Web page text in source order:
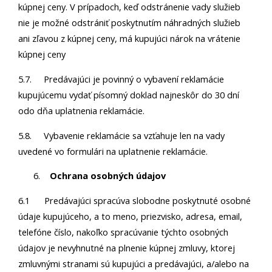
kúpnej ceny. V prípadoch, keď odstránenie vady služieb
nie je možné odstrániť poskytnutím náhradných služieb
ani zľavou z kúpnej ceny, má kupujúci nárok na vrátenie
kúpnej ceny
5.7. Predávajúci je povinný o vybavení reklamácie
kupujúcemu vydať písomný doklad najneskôr do 30 dní
odo dňa uplatnenia reklamácie.
5.8. Vybavenie reklamácie sa vzťahuje len na vady
uvedené vo formulári na uplatnenie reklamácie.
Ochrana osobných údajov
6.1 Predávajúci spracúva slobodne poskytnuté osobné
údaje kupujúceho, a to meno, priezvisko, adresa, email,
telefóne číslo, nakoľko spracúvanie týchto osobných
údajov je nevyhnutné na plnenie kúpnej zmluvy, ktorej
zmluvnými stranami sú kupujúci a predávajúci, a/alebo na